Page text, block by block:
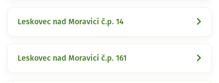
Leskovec nad Moravicí č.p. 14
Leskovec nad Moravicí č.p. 161